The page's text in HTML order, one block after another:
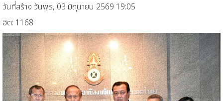
วันที่สร้าง วันพุธ, 03 มิถุนายน 2569 19:05
ฮิต: 1168